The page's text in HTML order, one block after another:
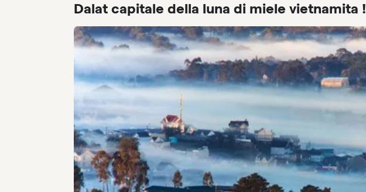
Dalat capitale della luna di miele vietnamita !